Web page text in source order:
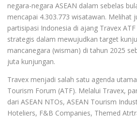
negara-negara ASEAN dalam sebelas
mencapai 4.303.773 wisatawan. Melihat
partisipasi Indonesia di ajang Travex
strategis dalam mewujudkan target
mancanegara (wisman) di tahun 2025
juta kunjungan.
Travex menjadi salah satu agenda
Tourism Forum (ATF). Melalui Travex,
dari ASEAN NTOs, ASEAN Tourism
Hoteliers, F&B Companies, Themed